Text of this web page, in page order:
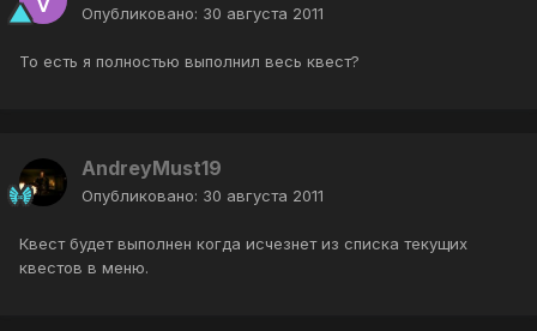
Опубликовано: 30 августа 2011
То есть я полностью выполнил весь квест?
AndreyMust19
Опубликовано: 30 августа 2011
Квест будет выполнен когда исчезнет из списка текущих
квестов в меню.